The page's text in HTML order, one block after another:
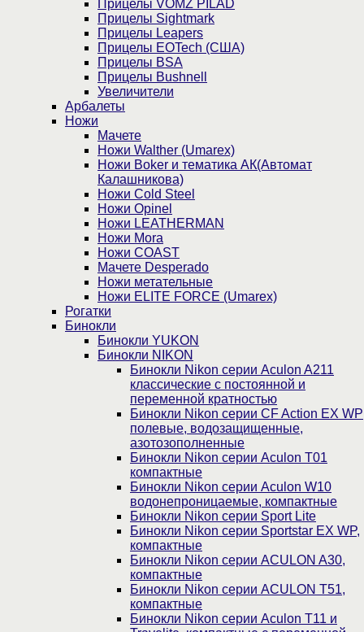
Прицелы VOMZ PILAD
Прицелы Sightmark
Прицелы Leapers
Прицелы EOTech (США)
Прицелы BSA
Прицелы Bushnell
Увеличители
Арбалеты
Ножи
Мачете
Ножи Walther (Umarex)
Ножи Boker и тематика АК(Автомат
Калашникова)
Ножи Cold Steel
Ножи Opinel
Ножи LEATHERMAN
Ножи Mora
Ножи COAST
Мачете Desperado
Ножи метательные
Ножи ELITE FORCE (Umarex)
Рогатки
Бинокли
Бинокли YUKON
Бинокли NIKON
Бинокли Nikon серии Aculon A211
классические с постоянной и
переменной кратностью
Бинокли Nikon серии СF Action EX WP
полевые, водозащищенные,
азотозополненные
Бинокли Nikon серии Aculon T01
компактные
Бинокли Nikon серии Aculon W10
водонепроницаемые, компактные
Бинокли Nikon серии Sport Lite
Бинокли Nikon серии Sportstar EX WP,
компактные
Бинокли Nikon серии ACULON A30,
компактные
Бинокли Nikon серии ACULON Т51,
компактные
Бинокли Nikon серии Aculon T11 и